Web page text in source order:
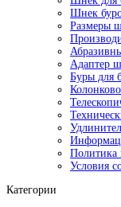
Шнек
Размеры
Адаптер
Буры для
Политика
Условия
Категории